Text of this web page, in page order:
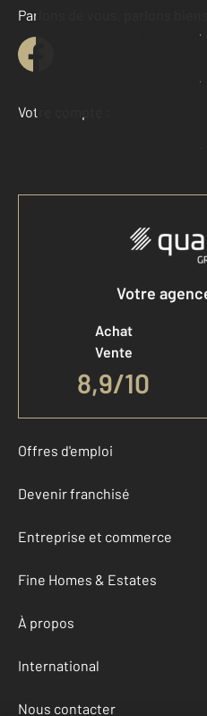
Demander
Parlons de vous, parlons biens
Votre compte :
Accéder à
Votre
Achat
Vente
8,9/10
Offres d'emploi
Devenir franchisé
Entreprise et commerce
Fine Homes & Estates
À propos
International
Nous contacter